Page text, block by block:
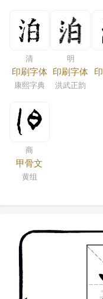
清
印刷字体
康熙字典
明
印刷字体
洪武正韵
商
甲骨文
黄组